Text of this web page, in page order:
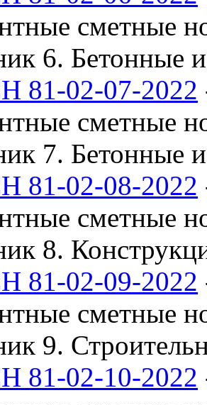
сметные
6. Бетонные
81-02-07-2022
сметные
7. Бетонные
81-02-08-2022
сметные
8.
81-02-09-2022
сметные
9.
81-02-10-2022